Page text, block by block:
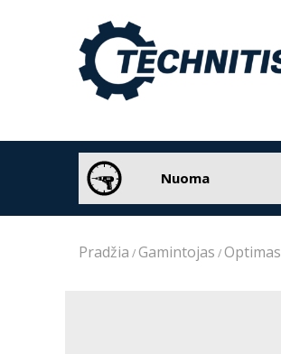
Nuoma
Pradžia Gamintojas Optimas